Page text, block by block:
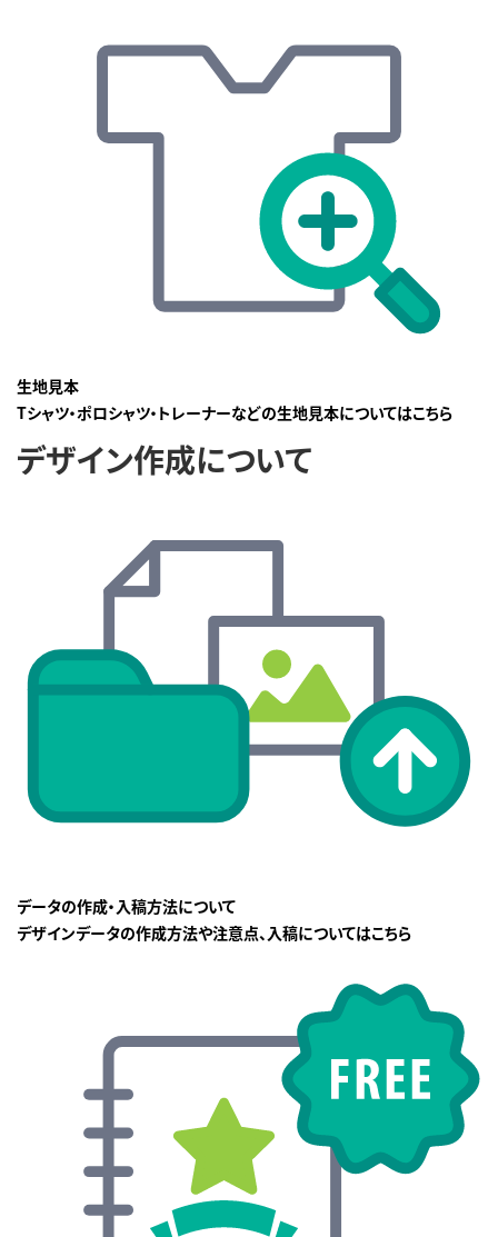
生地見本
Tシャツ・ポロシャツ・トレーナーなどの生地見本についてはこちら
デザイン作成について
データの作成・入稿方法について
デザインデータの作成方法や注意点、入稿についてはこちら